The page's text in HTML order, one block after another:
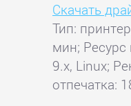
Скачать
Тип:
мин; Ресурс
9.x, Linux;
отпечатка: